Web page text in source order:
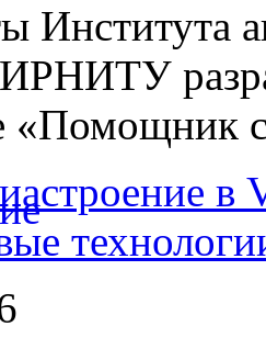
Института
«Помощник
в